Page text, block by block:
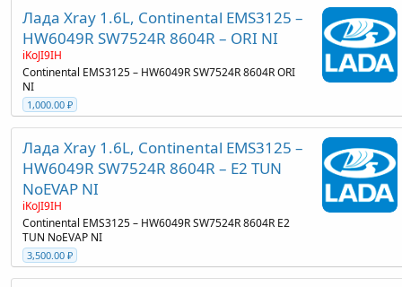
Лада Xray 1.6L, Continental EMS3125 –
HW6049R SW7524R 8604R – ORI NI
iKoJI9IH
Continental EMS3125 – HW6049R SW7524R 8604R ORI
NI
1,000.00 ₽
Лада Xray 1.6L, Continental EMS3125 –
HW6049R SW7524R 8604R – E2 TUN
NoEVAP NI
iKoJI9IH
Continental EMS3125 – HW6049R SW7524R 8604R E2
TUN NoEVAP NI
3,500.00 ₽